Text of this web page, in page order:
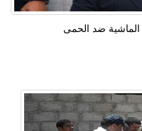
الماشية ضد الحمى